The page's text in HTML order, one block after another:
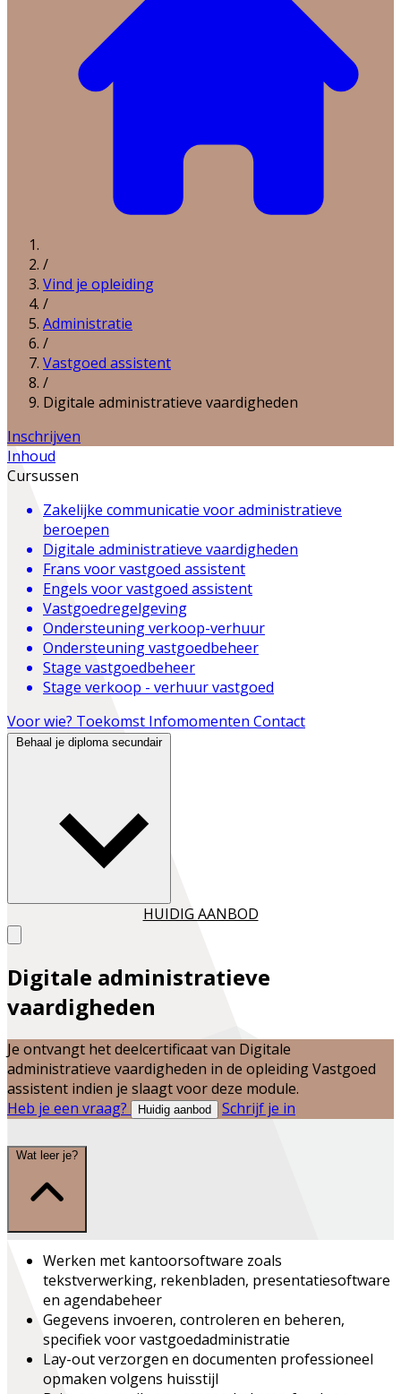
/
Vind je opleiding
/
Administratie
/
Vastgoed assistent
/
Digitale administratieve vaardigheden
Inschrijven
Inhoud
Cursussen
Zakelijke communicatie voor administratieve
beroepen
Digitale administratieve vaardigheden
Frans voor vastgoed assistent
Engels voor vastgoed assistent
Vastgoedregelgeving
Ondersteuning verkoop-verhuur
Ondersteuning vastgoedbeheer
Stage vastgoedbeheer
Stage verkoop - verhuur vastgoed
Voor wie? Toekomst Infomomenten Contact
Behaal je diploma secundair
HUIDIG AANBOD
Digitale administratieve
vaardigheden
Je ontvangt het deelcertificaat van Digitale
administratieve vaardigheden in de opleidingVastgoed
assistent indien je slaagt voor deze module.
Heb je een vraag?
Huidig aanbod Schrijf je in
Wat leer je?
Werken met kantoorsoftware zoals
tekstverwerking, rekenbladen, presentatiesoftware
en agendabeheer
Gegevens invoeren, controleren en beheren,
specifiek voor vastgoedadministratie
Lay-out verzorgen en documenten professioneel
opmaken volgens huisstijl